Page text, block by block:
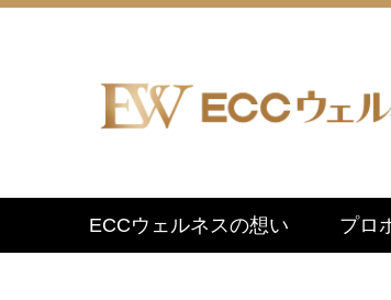
ECCウェルネスの想い プロ